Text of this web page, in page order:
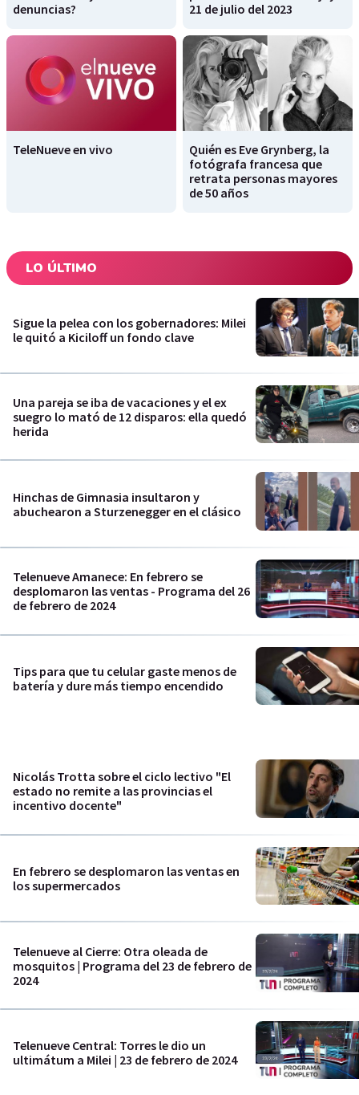
denuncias?
21 de julio del 2023
TeleNueve en vivo
Quién es Eve Grynberg, la
fotógrafa francesa que
retrata personas mayores
de 50 años
LO ÚLTIMO
Sigue la pelea con los gobernadores: Milei
le quitó a Kiciloff un fondo clave
Una pareja se iba de vacaciones y el ex
suegro lo mató de 12 disparos: ella quedó
herida
Hinchas de Gimnasia insultaron y
abuchearon a Sturzenegger en el clásico
Telenueve Amanece: En febrero se
desplomaron las ventas - Programa del 26
de febrero de 2024
Tips para que tu celular gaste menos de
batería y dure más tiempo encendido
Nicolás Trotta sobre el ciclo lectivo "El
estado no remite a las provincias el
incentivo docente"
En febrero se desplomaron las ventas en
los supermercados
Telenueve al Cierre: Otra oleada de
mosquitos | Programa del 23 de febrero de
2024
Telenueve Central: Torres le dio un
ultimátum a Milei | 23 de febrero de 2024